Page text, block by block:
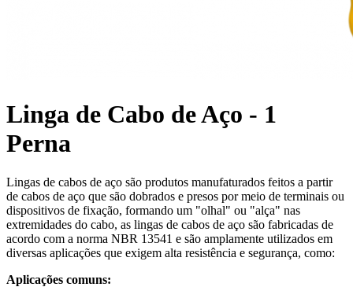
Linga de Cabo de Aço - 1
Perna
Lingas de cabos de aço são produtos manufaturados feitos a partir
de cabos de aço que são dobrados e presos por meio de terminais ou
dispositivos de fixação, formando um "olhal" ou "alça" nas
extremidades do cabo, as lingas de cabos de aço são fabricadas de
acordo com a norma NBR 13541 e são amplamente utilizados em
diversas aplicações que exigem alta resistência e segurança, como:
Aplicações comuns: